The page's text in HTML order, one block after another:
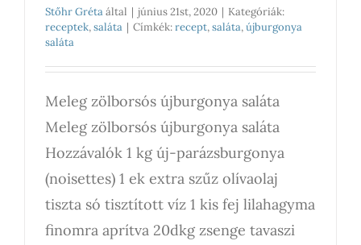
Stőhr Grétaáltal | június 21st, 2020 | Kategóriák:
receptek,saláta | Címkék:recept,saláta,újburgonya
saláta
Meleg zölborsós újburgonya saláta
Meleg zölborsós újburgonya saláta
Hozzávalók 1 kg új-parázsburgonya
(noisettes) 1 ek extra szűz olívaolaj
tiszta só tisztított víz 1 kis fej lilahagyma
finomra aprítva 20dkg zsenge tavaszi